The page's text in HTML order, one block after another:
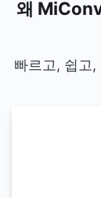
왜
빠르고, 쉽고